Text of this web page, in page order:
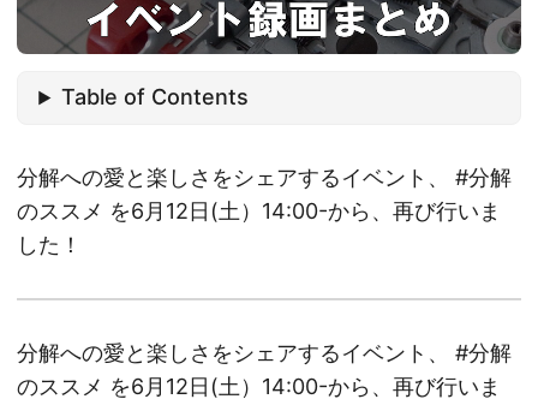
Table of Contents
分解への愛と楽しさをシェアするイベント、 #分解
のススメ を6月12日(土）14:00-から、再び行いま
した！
分解への愛と楽しさをシェアするイベント、 #分解
のススメ を6月12日(土）14:00-から、再び行いま